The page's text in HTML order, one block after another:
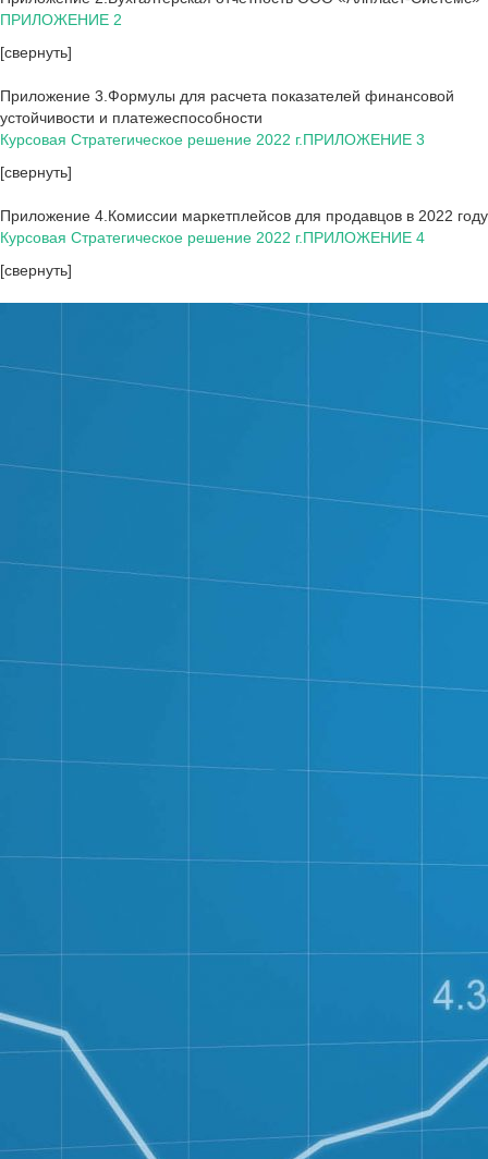
ПРИЛОЖЕНИЕ 2
[свернуть]
Приложение 3.Формулы для расчета показателей финансовой
устойчивости и платежеспособности
Курсовая Стратегическое решение 2022 г.ПРИЛОЖЕНИЕ 3
[свернуть]
Приложение 4.Комиссии маркетплейсов для продавцов в 2022 году
Курсовая Стратегическое решение 2022 г.ПРИЛОЖЕНИЕ 4
[свернуть]